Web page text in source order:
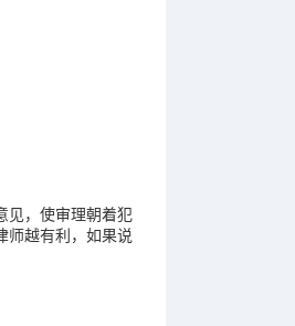
见，使审理朝着犯
师越有利，如果说